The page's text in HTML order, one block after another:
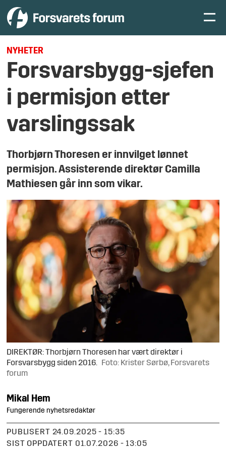
NYHETER
Forsvarsbygg-sjefen
i permisjon etter
varslingssak
Thorbjørn Thoresen er innvilget lønnet
permisjon. Assisterende direktør Camilla
Mathiesen går inn som vikar.
DIREKTØR: Thorbjørn Thoresen har vært direktør i
Forsvarsbygg siden 2016.
Foto: Krister Sørbø, Forsvarets
forum
Mikal Hem
Fungerende nyhetsredaktør
PUBLISERT
24.09.2025 - 15:35
SIST OPPDATERT
01.07.2026 - 13:05